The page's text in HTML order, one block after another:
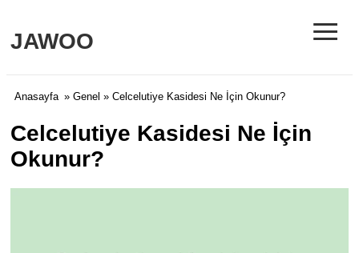
JAWOO ≡
Anasayfa » Genel » Celcelutiye Kasidesi Ne İçin Okunur?
Celcelutiye Kasidesi Ne İçin
Okunur?